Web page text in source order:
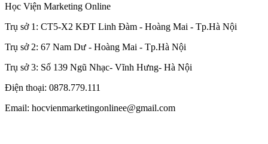
Học Viện Marketing Online
Trụ sở 1: CT5-X2 KĐT Linh Đàm - Hoàng Mai - Tp.Hà Nội
Trụ sở 2: 67 Nam Dư - Hoàng Mai - Tp.Hà Nội
Trụ sở 3: Số 139 Ngũ Nhạc- Vĩnh Hưng- Hà Nội
Điện thoại: 0878.779.111
Email: hocvienmarketingonlinee@gmail.com